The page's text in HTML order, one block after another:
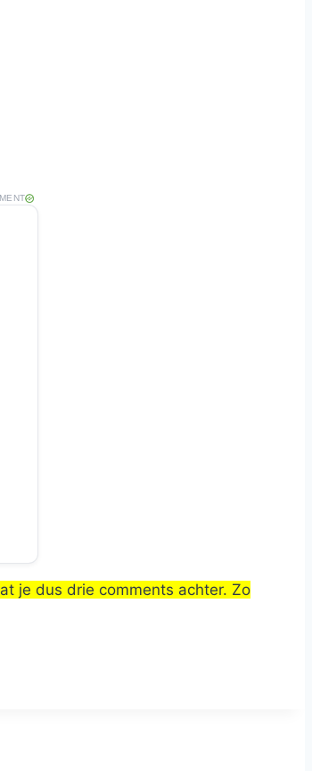
je dus drie comments achter. Zo